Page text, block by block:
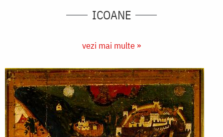
ICOANE
vezi mai multe »